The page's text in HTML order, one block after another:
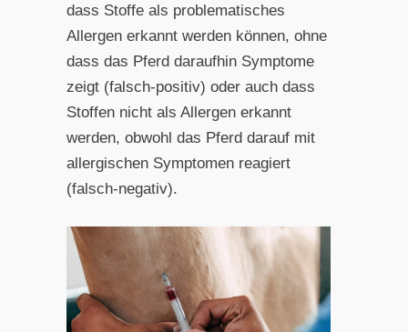
dass Stoffe als problematisches
Allergen erkannt werden können, ohne
dass das Pferd daraufhin Symptome
zeigt (falsch-positiv) oder auch dass
Stoffen nicht als Allergen erkannt
werden, obwohl das Pferd darauf mit
allergischen Symptomen reagiert
(falsch-negativ).